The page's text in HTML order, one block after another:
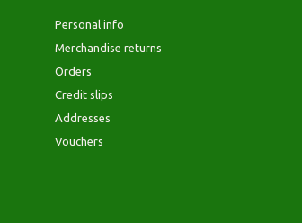
Personal info
Merchandise returns
Orders
Credit slips
Addresses
Vouchers